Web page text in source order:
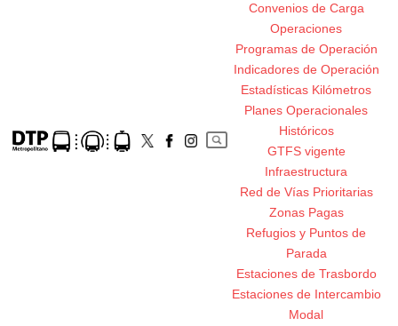
Convenios de Carga
Operaciones
Programas de Operación
Indicadores de Operación
Estadísticas Kilómetros
Planes Operacionales
Históricos
GTFS vigente
Infraestructura
Red de Vías Prioritarias
Zonas Pagas
Refugios y Puntos de
Parada
Estaciones de Trasbordo
Estaciones de Intercambio
Modal